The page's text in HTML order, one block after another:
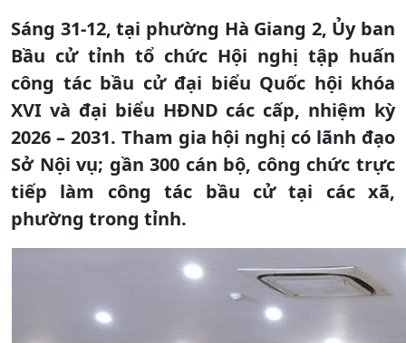
Sáng 31-12, tại phường Hà Giang 2, Ủy ban
Bầu cử tỉnh tổ chức Hội nghị tập huấn
công tác bầu cử đại biểu Quốc hội khóa
XVI và đại biểu HĐND các cấp, nhiệm kỳ
2026 – 2031. Tham gia hội nghị có lãnh đạo
Sở Nội vụ; gần 300 cán bộ, công chức trực
tiếp làm công tác bầu cử tại các xã,
phường trong tỉnh.